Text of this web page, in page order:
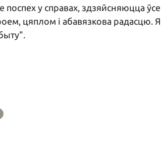
поспех у справах, здзяйсняюцца
цяплом і абавязкова радасцю.